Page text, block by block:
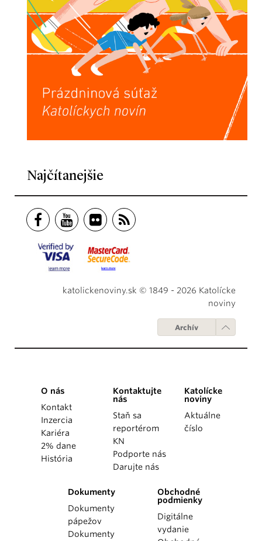
Najčítanejšie
katolickenoviny.sk © 1849 - 2026 Katolícke
noviny
Archív
O nás
Kontakt
Inzercia
Kariéra
2% dane
História
Kontaktujte
nás
Staň sa
reportérom
KN
Podporte nás
Darujte nás
Katolícke
noviny
Aktuálne
číslo
Dokumenty
Dokumenty
pápežov
Dokumenty
Obchodné
podmienky
Digitálne
vydanie